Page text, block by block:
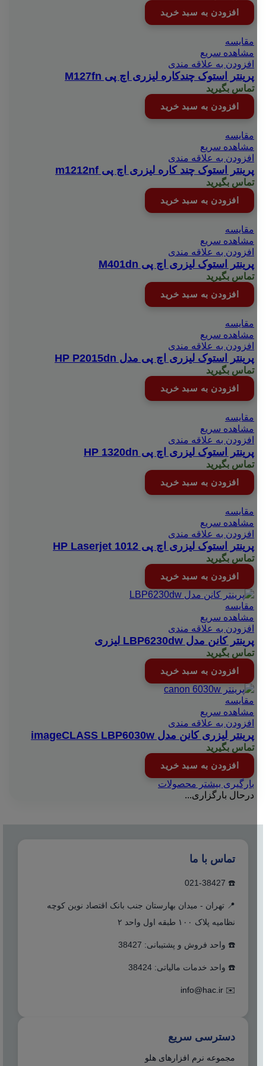
افزودن به سبد خرید
مقایسه
مشاهده سریع
افزودن به علاقه مندی
پرینتر استوک چندکاره لیزری اچ پی M127fn
تماس بگیرید
افزودن به سبد خرید
مقایسه
مشاهده سریع
افزودن به علاقه مندی
پرینتر استوک چند کاره لیزری اچ پی m1212nf
تماس بگیرید
افزودن به سبد خرید
مقایسه
مشاهده سریع
افزودن به علاقه مندی
پرینتر استوک لیزری اچ پی M401dn
تماس بگیرید
افزودن به سبد خرید
مقایسه
مشاهده سریع
افزودن به علاقه مندی
پرینتر استوک لیزری اچ پی مدل HP P2015dn
تماس بگیرید
افزودن به سبد خرید
مقایسه
مشاهده سریع
افزودن به علاقه مندی
پرینتر استوک لیزری اچ پی HP 1320dn
تماس بگیرید
افزودن به سبد خرید
مقایسه
مشاهده سریع
افزودن به علاقه مندی
پرینتر استوک لیزری اچ پی HP Laserjet 1012
تماس بگیرید
افزودن به سبد خرید
مقایسه
مشاهده سریع
افزودن به علاقه مندی
پرینتر کانن مدل LBP6230dw لیزری
تماس بگیرید
افزودن به سبد خرید
مقایسه
مشاهده سریع
افزودن به علاقه مندی
پرینتر لیزری کانن مدل imageCLASS LBP6030w
تماس بگیرید
افزودن به سبد خرید
بارگیری بیشتر محصولات
درحال بارگزاری...
تماس با ما
☎️ 021-38427
📍 تهران - میدان بهارستان جنب بانک اقتصاد نوین کوچه
نظامیه پلاک ۱۰۰ طبقه اول واحد ۲
☎️ واحد فروش و پشتیبانی: 38427
☎️ واحد خدمات مالیاتی: 38424
✉️
info@hac.ir
دسترسی سریع
مجموعه نرم افزارهای هلو